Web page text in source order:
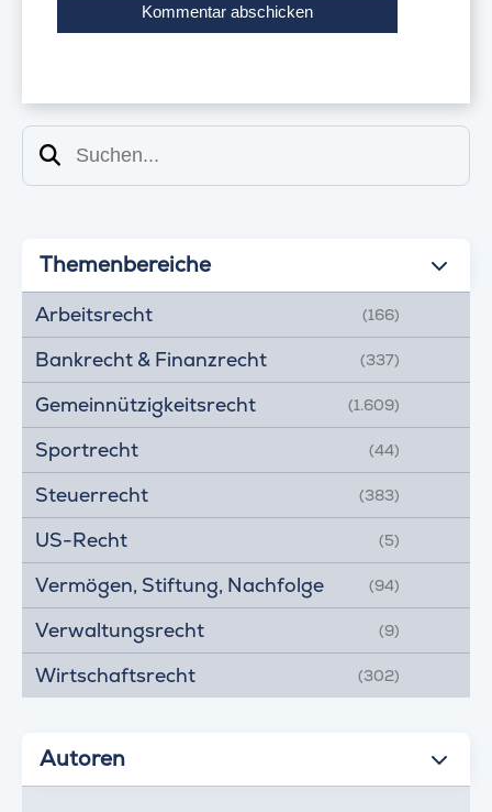
Suchen
Themenbereiche
Arbeitsrecht (166)
Bankrecht & Finanzrecht (337)
Gemeinnützigkeitsrecht (1.609)
Sportrecht (44)
Steuerrecht (383)
US-Recht (5)
Vermögen, Stiftung, Nachfolge (94)
Verwaltungsrecht (9)
Wirtschaftsrecht (302)
Autoren